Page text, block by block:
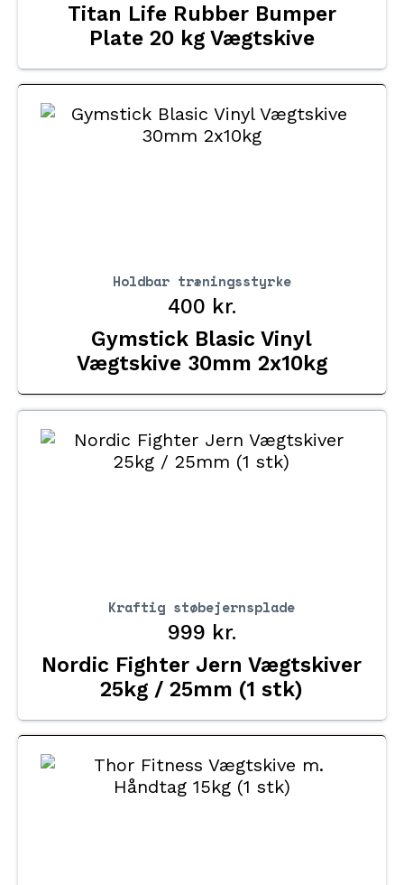
Titan Life Rubber Bumper
Plate 20 kg Vægtskive
Holdbar træningsstyrke
Gymstick Blasic Vinyl
Vægtskive 30mm 2x10kg
400 kr.
Kraftig støbejernsplade
Nordic Fighter Jern Vægtskiver
25kg / 25mm (1 stk)
999 kr.